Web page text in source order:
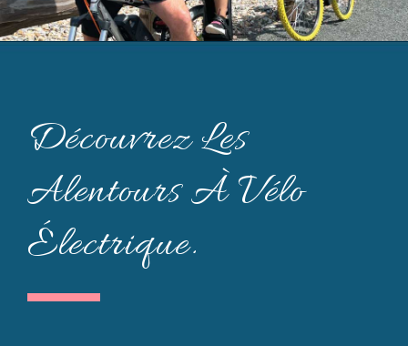
Découvrez Les
Alentours À Vélo
Électrique.